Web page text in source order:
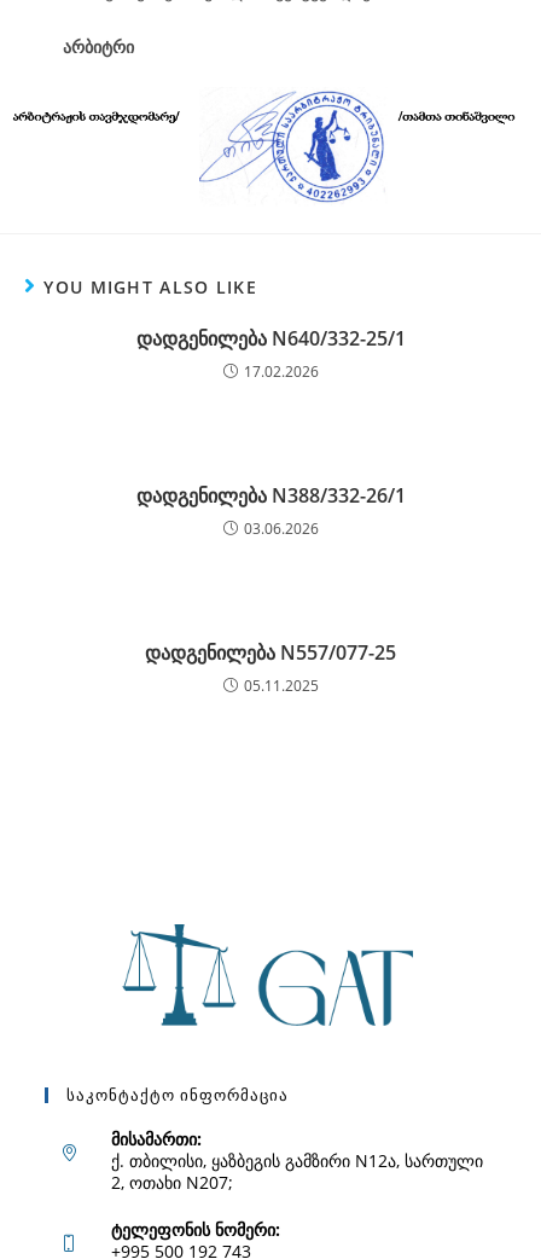
არბიტრი
YOU MIGHT ALSO LIKE
დადგენილება N640/332-25/1
17.02.2026
დადგენილება N388/332-26/1
03.06.2026
დადგენილება N557/077-25
05.11.2025
Საკონტაქტო Ინფორმაცია
მისამართი:
ქ. თბილისი, ყაზბეგის გამზირი N12ა, სართული
2, ოთახი N207;
ტელეფონის ნომერი:
+995 500 192 743